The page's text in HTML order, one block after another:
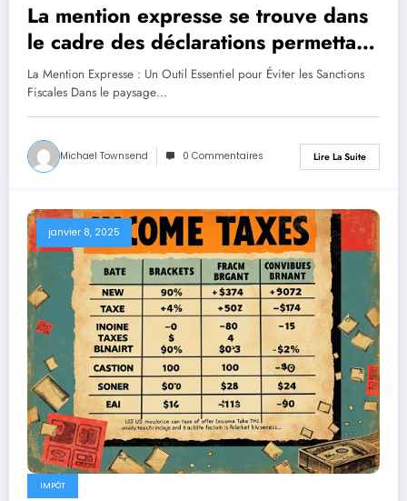
La mention expresse se trouve dans
le cadre des déclarations permettant
d’éviter des sanctions fiscales.
La Mention Expresse : Un Outil Essentiel pour Éviter les Sanctions
Fiscales Dans le paysage…
Michael Townsend 0 Commentaires Lire La Suite
janvier 8, 2025
IMPÔT